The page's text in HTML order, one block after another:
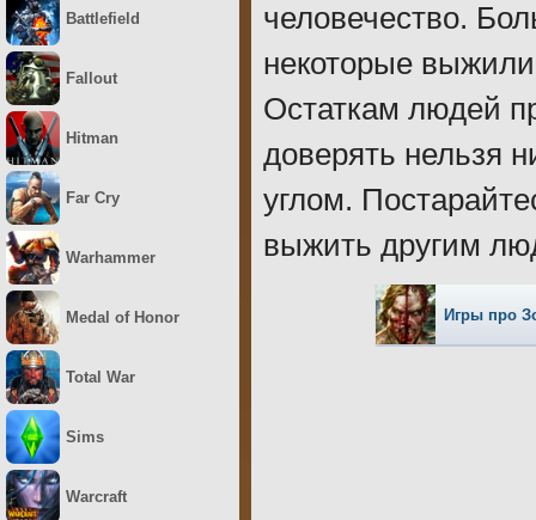
человечество.
некоторые
Остаткам людей
доверять нельзя
углом.
выжить другим
Игры про
Battlefield
Fallout
Hitman
Far Cry
Warhammer
Medal of Honor
Total War
Sims
Warcraft